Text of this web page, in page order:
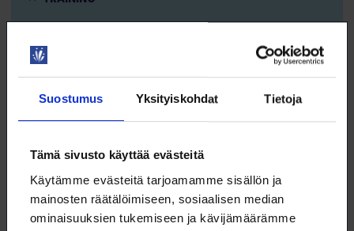
Suostumus Yksityiskohdat Tietoja
Tämä sivusto käyttää evästeitä
Käytämme evästeitä tarjoamamme sisällön ja
mainosten räätälöimiseen, sosiaalisen median
ominaisuuksien tukemiseen ja kävijämäärämme
Excel taloushallinnon rutiinit
automaattisiksi